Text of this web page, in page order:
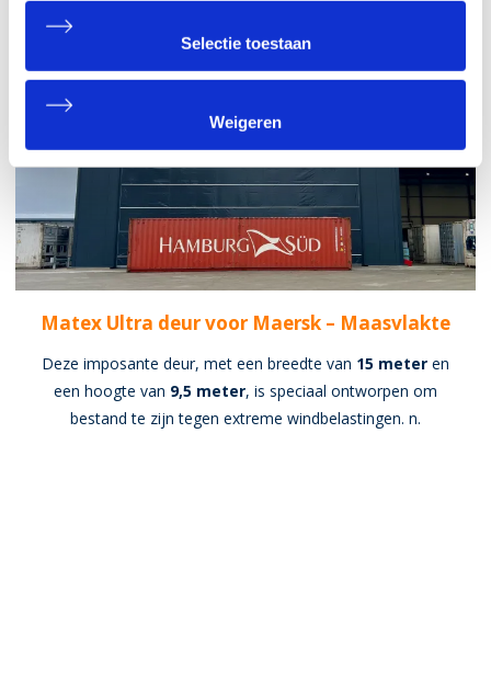
Selectie toestaan
Weigeren
Matex Ultra deur voor Maersk – Maasvlakte
Deze imposante deur, met een breedte van 15 meter en
een hoogte van 9,5 meter, is speciaal ontworpen om
bestand te zijn tegen extreme windbelastingen. n.